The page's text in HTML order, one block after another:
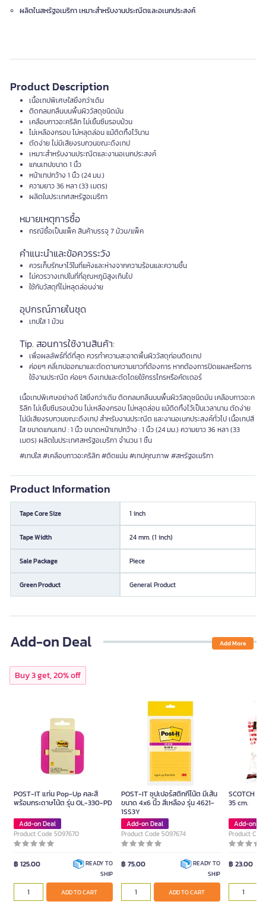
ผลิตในสหรัฐอเมริกา เหมาะสำหรับงานประณีตและอเนกประสงค์
Product Description
เนื้อเทปพิเศษใสยิ่งกว่าเดิม
ติดกลมกลืนบนพื้นผิววัสดุชนิดมัน
เคลือบกาวอะคริลิก ไม่เยิ้มซึมรอบม้วน
ไม่เหลืองกรอบ ไม่หลุดล่อน แม้ติดทิ้งไว้นาน
ตัดง่าย ไม่มีเสียงรบกวนขณะดึงเทป
เหมาะสำหรับงานประณีตและงานอเนกประสงค์
แกนเทปขนาด 1 นิ้ว
หน้าเทปกว้าง 1 นิ้ว (24 มม.)
ความยาว 36 หลา (33 เมตร)
ผลิตในประเทศสหรัฐอเมริกา
หมายเหตุการซื้อ
กรณีซื้อเป็นแพ็ค สินค้าบรรจุ 7 ม้วน/แพ็ค
คำแนะนำและข้อควรระวัง
ควรเก็บรักษาไว้ในที่แห้งและห่างจากความร้อนและความชื้น
ไม่ควรวางเทปในที่ที่อุณหภูมิสูงเกินไป
ใช้กับวัสดุที่ไม่หลุดล่อนง่าย
อุปกรณ์ภายในชุด
เทปใส 1 ม้วน
Tip. สอนการใช้งานสินค้า:
เพื่อผลลัพธ์ที่ดีที่สุด ควรทำความสะอาดพื้นผิววัสดุก่อนติดเทป
ค่อยๆ คลี่เทปออกมาและตัดตามความยาวที่ต้องการ หากต้องการปิดแผลหรือการ
ใช้งานประณีต ค่อยๆ ดึงเทปและตัดโดยใช้กรรไกรหรือคัตเตอร์
เนื้อเทปพิเศษอย่างดี ใสยิ่งกว่าเดิม ติดกลมกลืนบนพื้นผิววัสดุชนิดมัน เคลือบกาวอะค
ริลิก ไม่เยิ้มซึมรอบม้วน ไม่เหลืองกรอบ ไม่หลุดล่อน แม้ติดทิ้งไว้เป็นเวลานาน ตัดง่าย
ไม่มีเสียงรบกวนขณะดึงเทป สำหรับงานประณีต และงานอเนกประสงค์ทั่วไป เนื้อเทปสี
ใส ขนาดแกนเทป : 1 นิ้ว ขนาดหน้าเทปกว้าง : 1 นิ้ว (24 มม.) ความยาว 36 หลา (33
เมตร) ผลิตในประเทศสหรัฐอเมริกา จำนวน 1 ชิ้น
#เทปใส #เคลือบกาวอะคริลิก #ติดแน่น #เทปคุณภาพ #สหรัฐอเมริกา
Product Information
Tape Core Size 1 inch
Tape Width 24 mm. (1 inch)
Sale Package Piece
Green Product General Product
Add-on Deal Add More
Buy 3 get, 20% off
POST-IT แท่น Pop-Up คละสี
พร้อมกระดาษโน้ต รุ่น OL-330-PD
Add-on Deal
Product Code 5097670
฿ 125.00
READY TO
SHIP
ADD TO CART
POST-IT ซุปเปอร์สติกกี้โน้ต มีเส้น
ขนาด 4x6 นิ้ว สีเหลือง รุ่น 4621-
1SS3Y
Add-on Deal
Product Code 5097674
฿ 75.00
READY TO
SHIP
ADD TO CART
SCOTCH
35 cm.
Add-on
Product
฿ 23.00